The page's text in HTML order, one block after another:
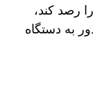
رصد کند،
به دستگاه